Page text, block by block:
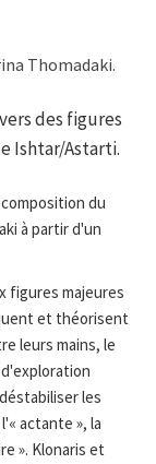
Thomadaki.
des figures
Ishtar/Astarti.
du
à partir d'un
figures majeures
et théorisent
leurs mains, le
les
actante », la
». Klonaris et